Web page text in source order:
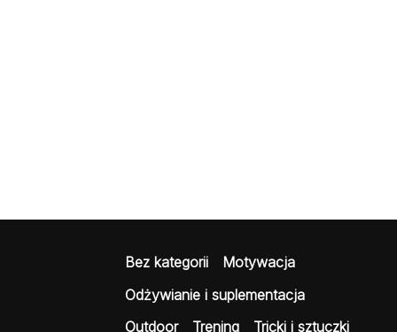
Bez kategorii
Motywacja
Odżywianie i suplementacja
Outdoor
Trening Tricki i sztuczki